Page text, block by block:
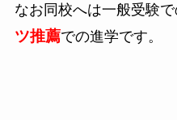
なお同校へは一般受験で
ツ推薦での進学です。